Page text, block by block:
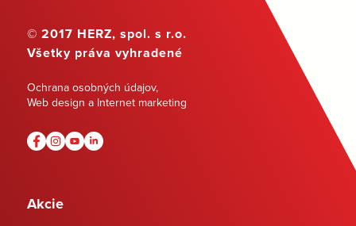
© 2017 HERZ, spol. s r.o.
Všetky práva vyhradené
Ochrana osobných údajov,
Web design a Internet marketing
Akcie